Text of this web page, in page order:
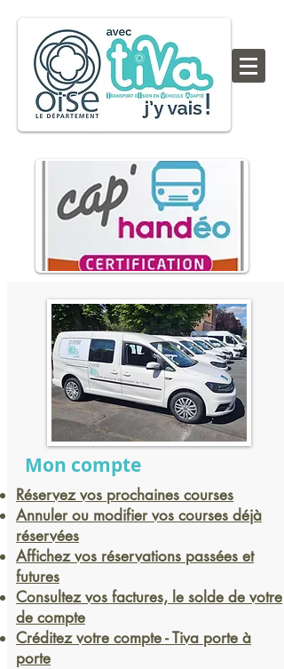
Mon compte
Réservez vos prochaines courses
Annuler ou modifier vos courses déjà
réservées
Affichez vos réservations passées et
futures
Consultez vos factures, le solde de votre
de compte
Créditez votre compte - Tiva porte à
porte